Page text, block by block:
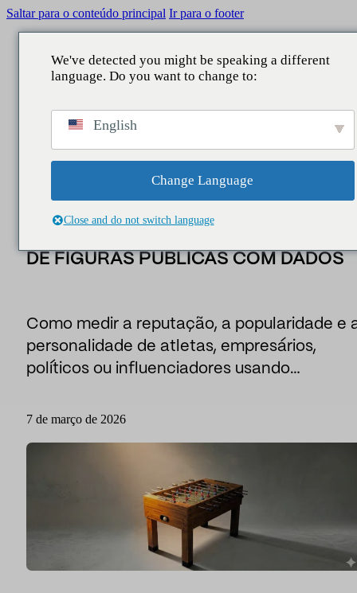
Saltar para o conteúdo principal Ir para o footer
Legislativo
Lago de dados
Centro de contacto
Assistentes de AI
Comunicação Corporativa
Reputação e marca
Gestores e liderança
Marketing e patrocínio
Público-alvo e território
Mídia e reportagem
Instituições públicas
Estudos
Inteligência empresarial
Notícias
/atores públicos
analisar a reputação e o valor de figuras públicas com
dados
DE FIGURAS PÚBLICAS COM DADOS
Como medir a reputação, a popularidade e
personalidade de atletas, empresários,
políticos ou influenciadores usando…
7 de março de 2026
We've detected you might be speaking a different
language. Do you want to change to:
English
Change Language
Close and do not switch language